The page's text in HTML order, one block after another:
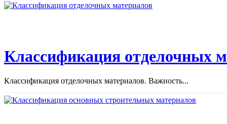
Классификация отделочных
Классификация отделочных материалов. Важность...